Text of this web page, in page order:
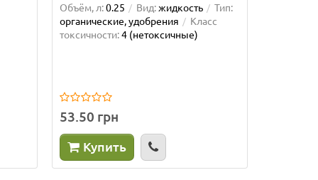
Объём, л:0.25 Вид:жидкость
Тип:
органические, удобрения
Класс
токсичности:4 (нетоксичные)
53.50 грн
Купить